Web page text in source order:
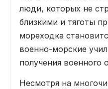
люди, которых не
близкими и тяготы
мореходка
военно-морские
получения военного
Несмотря на